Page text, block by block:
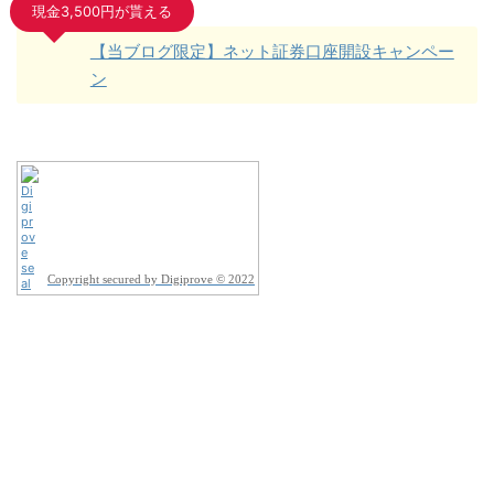
現金3,500円が貰える
【当ブログ限定】ネット証券口座開設キャンペー
ン
Copyright secured by Digiprove © 2022